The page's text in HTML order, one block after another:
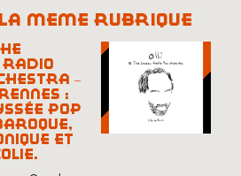
la même rubrique
radio
–
:
pop
et